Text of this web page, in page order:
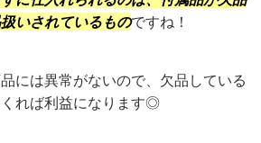
いされているものですね！
には異常がないので、欠品している
れば利益になります◎